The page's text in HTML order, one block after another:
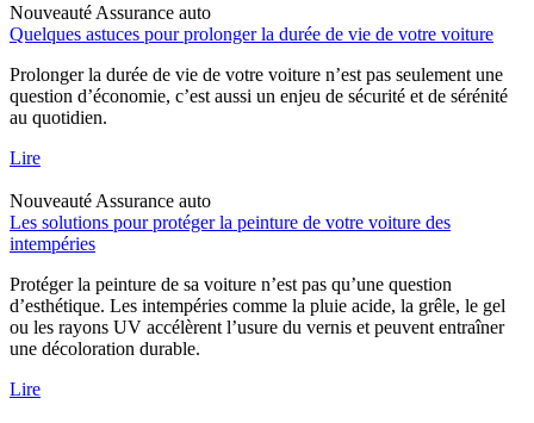
Nouveauté Assurance auto
Quelques astuces pour prolonger la durée de vie de votre voiture
Prolonger la durée de vie de votre voiture n’est pas seulement une
question d’économie, c’est aussi un enjeu de sécurité et de sérénité
au quotidien.
Lire
Nouveauté Assurance auto
Les solutions pour protéger la peinture de votre voiture des
intempéries
Protéger la peinture de sa voiture n’est pas qu’une question
d’esthétique. Les intempéries comme la pluie acide, la grêle, le gel
ou les rayons UV accélèrent l’usure du vernis et peuvent entraîner
une décoloration durable.
Lire